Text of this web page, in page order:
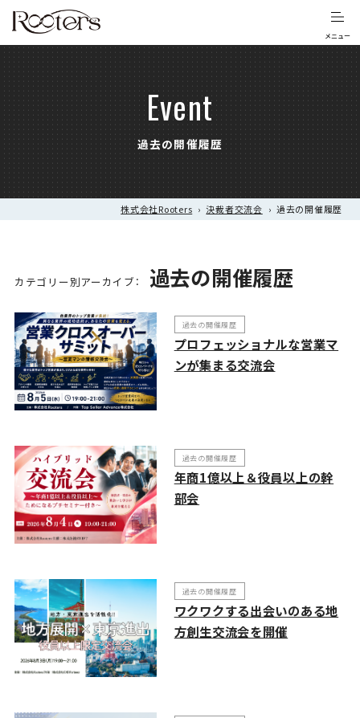
Event
過去の開催履歴
株式会社Rooters › 決裁者交流会 › 過去の開催履歴
カテゴリー別アーカイブ： 過去の開催履歴
過去の開催履歴
プロフェッショナルな営業マ
ンが集まる交流会
過去の開催履歴
年商1億以上＆役員以上の幹
部会
過去の開催履歴
ワクワクする出会いのある地
方創生交流会を開催